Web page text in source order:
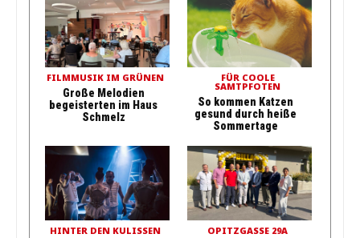
FILMMUSIK IM GRÜNEN
Große Melodien
begeisterten im Haus
Schmelz
FÜR COOLE
SAMTPFOTEN
So kommen Katzen
gesund durch heiße
Sommertage
HINTER DEN KULISSEN OPITZGASSE 29A